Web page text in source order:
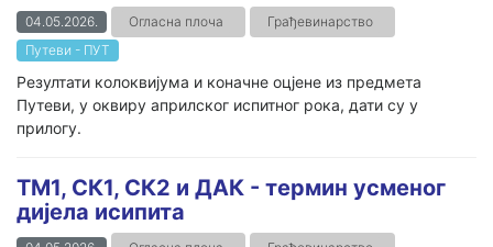
04.05.2026. Огласна плоча
Грађевинарство
Путеви - ПУТ
Резултати колоквијума и коначне оцјене из предмета
Путеви, у оквиру априлског испитног рока, дати су у
прилогу.
ТМ1, СК1, СК2 и ДАК - термин усменог
дијела исипита